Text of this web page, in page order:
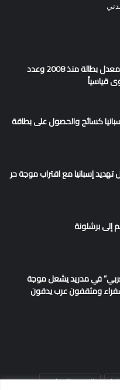
إسبانيا تسجل أدنى معدل بطالة منذ 2008 وعدد
قياسياً
كسائح والحصول على بطاقة
تهديد إسبانيا مع اقتراب موجة حر
إلى برشلونة
في مدريد يشعل موجة
ومثقفون عرب يدقون
التسوية الجماعية